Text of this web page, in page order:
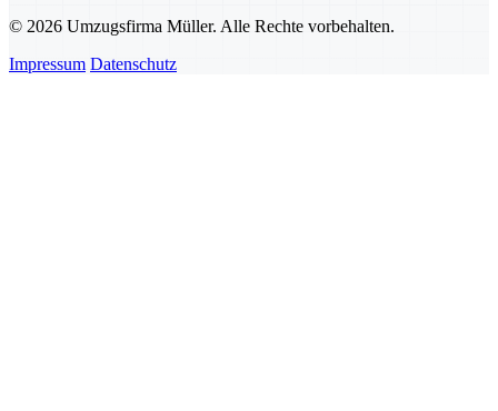
© 2026 Umzugsfirma Müller. Alle Rechte vorbehalten.
Impressum Datenschutz